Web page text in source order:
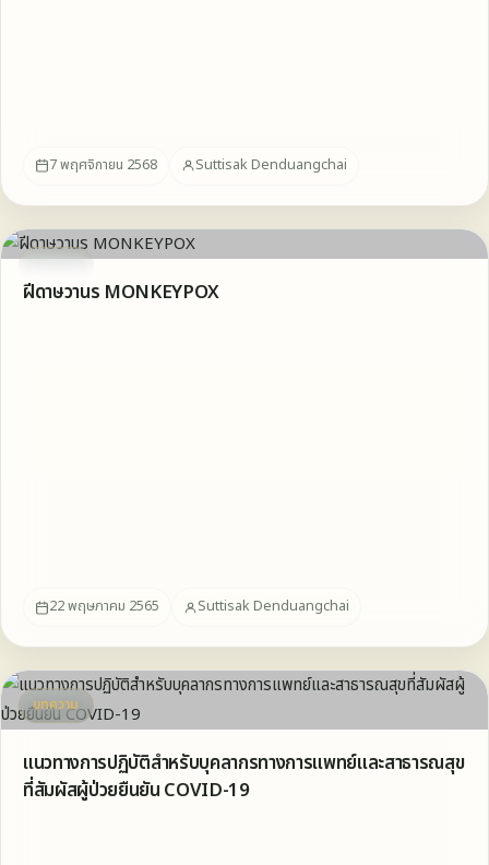
7 พฤศจิกายน 2568 Suttisak Denduangchai
บทความ
ฝีดาษวานร MONKEYPOX
22 พฤษภาคม 2565 Suttisak Denduangchai
บทความ
แนวทางการปฏิบัติสำหรับบุคลากรทางการแพทย์และสาธารณสุข
ที่สัมผัสผู้ป่วยยืนยัน COVID-19